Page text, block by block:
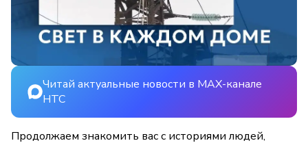
Читай актуальные новости в MAX-канале
НТС
Продолжаем знакомить вас с историями людей,